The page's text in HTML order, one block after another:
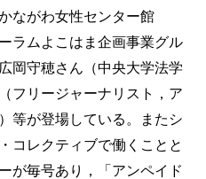
ながわ女性センター館
ラムよこはま企画事業グル
岡守穂さん（中央大学法学
フリージャーナリスト，ア
等が登場している。またシ
コレクティブで働くことと
が毎号あり，「アンペイド